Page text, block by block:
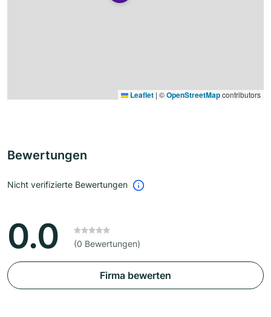
Leaflet | ©OpenStreetMapcontributors
Bewertungen
Nicht verifizierte Bewertungen
0.0 (0 Bewertungen)
Firma bewerten